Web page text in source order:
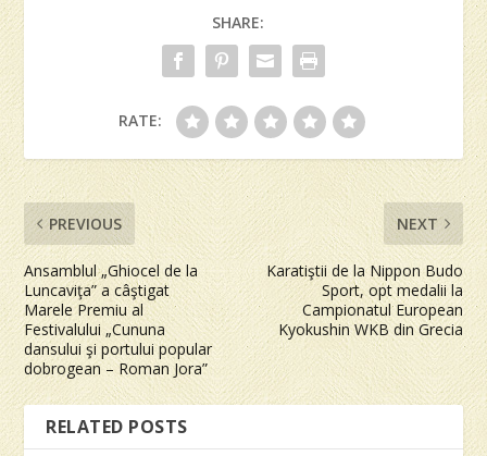
SHARE:
RATE:
PREVIOUS
Ansamblul „Ghiocel de la
Luncaviţa” a câştigat
Marele Premiu al
Festivalului „Cununa
dansului şi portului popular
dobrogean – Roman Jora”
NEXT
Karatiştii de la Nippon Budo
Sport, opt medalii la
Campionatul European
Kyokushin WKB din Grecia
RELATED POSTS